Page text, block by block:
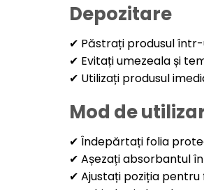
Depozitare
✔ Păstrați produsul
✔ Evitați umezeala și
✔ Utilizați produsul
Mod de
✔ Îndepărtați folia
✔ Așezați absorbantul
✔ Ajustați poziția